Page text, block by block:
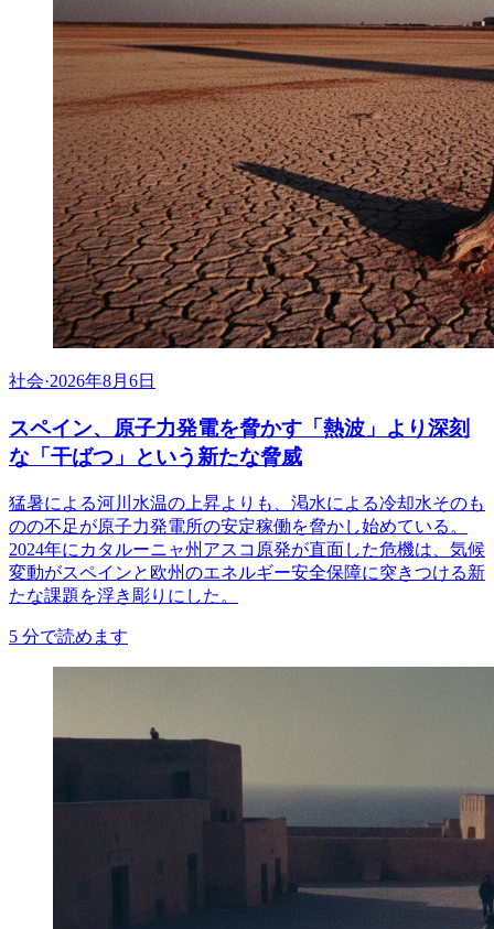
社会·2026年8月6日
スペイン、原子力発電を脅かす「熱波」より深刻
な「干ばつ」という新たな脅威
猛暑による河川水温の上昇よりも、渇水による冷却水そのも
のの不足が原子力発電所の安定稼働を脅かし始めている。
2024年にカタルーニャ州アスコ原発が直面した危機は、気候
変動がスペインと欧州のエネルギー安全保障に突きつける新
たな課題を浮き彫りにした。
5 分で読めます